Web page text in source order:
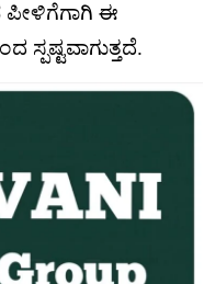
ಪೀಳಿಗೆಗಾಗಿ ಈ